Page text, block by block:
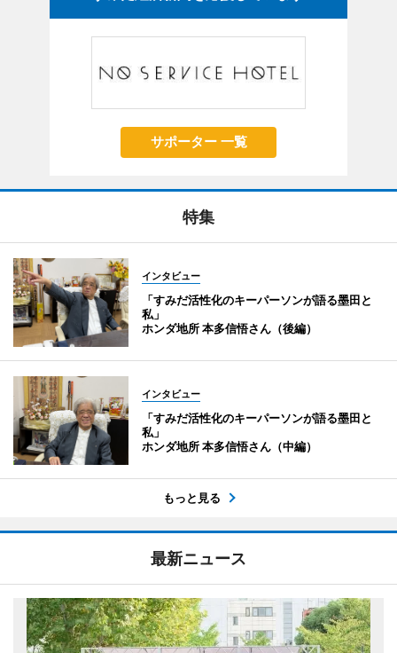
サポーター 一覧
特集
インタビュー
「すみだ活性化のキーパーソンが語る墨田と
私」
ホンダ地所 本多信悟さん（後編）
インタビュー
「すみだ活性化のキーパーソンが語る墨田と
私」
ホンダ地所 本多信悟さん（中編）
もっと見る
最新ニュース